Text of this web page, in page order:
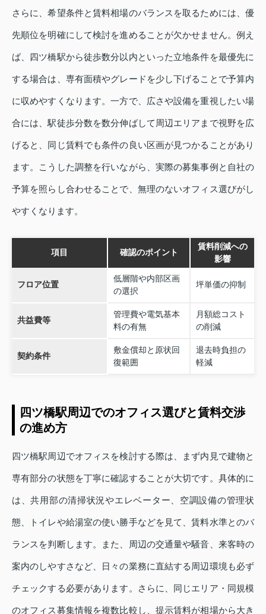
さらに、希望条件と賃料相場のバランスを取るためには、優
先順位を明確にして検討を進めることが欠かせません。例え
ば、四ツ橋駅から徒歩数分以内といった立地条件を最優先に
する場合は、専有面積やグレードを少し下げることで予算内
に収めやすくなります。一方で、広さや設備を重視したい場
合には、駅徒歩分数を数分伸ばして周辺エリアまで視野を広
げると、同じ賃料でも条件の良い区画が見つかることがあり
ます。こうした調整を行いながら、実際の募集事例と自社の
予算を照らし合わせることで、無理のないオフィス選びがし
やすくなります。
項目 確認のポイント
賃料削減への
影響
フロア位置
低層階や内部区画
の選択
坪単価の抑制
共益費等
管理費や電気基本
料の有無
月額総コスト
の削減
契約条件
敷金償却と原状回
復範囲
退去時負担の
軽減
四ツ橋駅周辺でのオフィス選びと賃料交渉
の進め方
四ツ橋駅周辺でオフィスを検討する際は、まず内見で建物と
専有部分の状態を丁寧に確認することが大切です。具体的に
は、共用部の清掃状況やエレベーター、空調設備の管理状
態、トイレや給湯室の使い勝手などを見て、賃料水準とのバ
ランスを判断します。また、周辺の交通量や騒音、来客時の
案内のしやすさなど、日々の業務に直結する周辺環境も必ず
チェックする必要があります。さらに、同じエリア・同規模
のオフィス募集情報を複数比較し、提示賃料が相場から大き